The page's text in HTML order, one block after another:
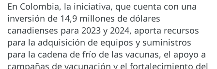
En Colombia, la iniciativa, que cuenta con una
inversión de 14,9 millones de dólares
canadienses para 2023 y 2024, aporta recursos
para la adquisición de equipos y suministros
para la cadena de frío de las vacunas, el apoyo a
campañas de vacunación y el fortalecimiento del